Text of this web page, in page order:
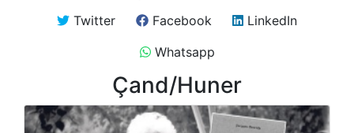
Twitter Facebook
LinkedIn
Whatsapp
Çand/Huner